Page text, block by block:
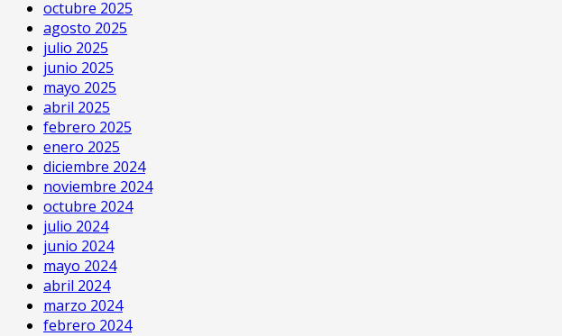
octubre 2025
agosto 2025
julio 2025
junio 2025
mayo 2025
abril 2025
febrero 2025
enero 2025
diciembre 2024
noviembre 2024
octubre 2024
julio 2024
junio 2024
mayo 2024
abril 2024
marzo 2024
febrero 2024